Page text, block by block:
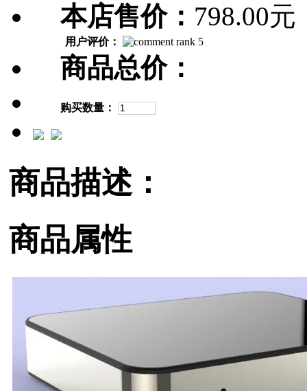
本店售价： 798.00元
用户评价：
商品总价：
购买数量：
商品描述：
商品属性